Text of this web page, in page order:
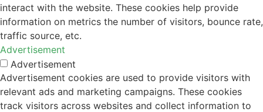
interact with the website. These cookies help provide
information on metrics the number of visitors, bounce rate,
traffic source, etc.
Advertisement
Advertisement
Advertisement cookies are used to provide visitors with
relevant ads and marketing campaigns. These cookies
track visitors across websites and collect information to